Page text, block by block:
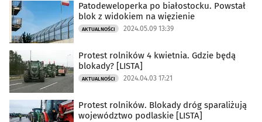
Patodeweloperka po białostocku. Powstał
blok z widokiem na więzienie
AKTUALNOŚCI 2024.05.09 13:39
Protest rolników 4 kwietnia. Gdzie będą
blokady? [LISTA]
AKTUALNOŚCI 2024.04.03 17:21
Protest rolników. Blokady dróg sparaliżują
województwo podlaskie [LISTA]